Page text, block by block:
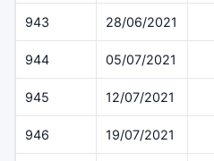
943 28/06/2021
944 05/07/2021
945 12/07/2021
946 19/07/2021